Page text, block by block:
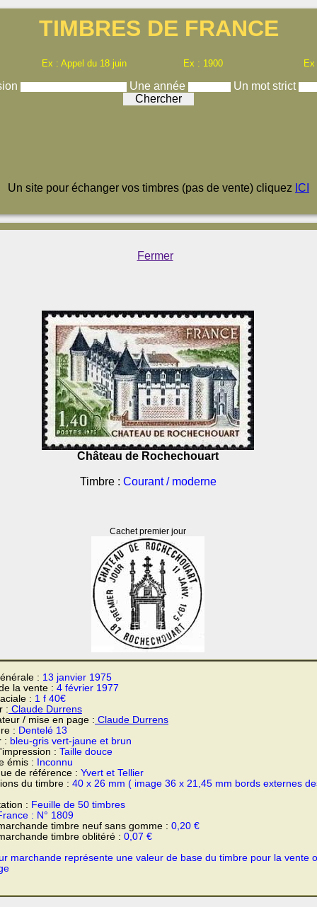
TIMBRES DE FRANCE
Ex : Appel du 18 juin Ex : 1900
Une année Un mot strict
Un site pour échanger vos timbres (pas de vente) cliquez ICI
Fermer
Château de Rochechouart
Timbre : Courant / moderne
Cachet premier jour
: 13 janvier 1975
la vente : 4 février 1977
: 1 f 40€
: Claude Durrens
/ mise en page : Claude Durrens
: Dentelé 13
: bleu-gris vert-jaune et brun
: Taille douce
émis :
Inconnu
de référence : Yvert et Tellier
du timbre : 40 x 26 mm ( image 36 x 21,45 mm bords externes
: Feuille de 50 timbres
: N° 1809
timbre neuf sans gomme : 0,20 €
timbre oblitéré : 0,07 €
marchande représente une valeur de base du timbre pour la vente